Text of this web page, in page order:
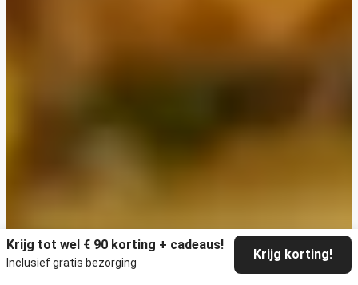
Krijg tot wel € 90 korting + cadeaus!
Inclusief gratis bezorging
Krijg korting!